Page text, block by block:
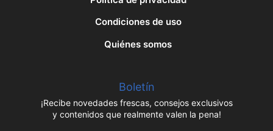
Condiciones de uso
Quiénes somos
Boletín
¡Recibe novedades frescas, consejos exclusivos
y contenidos que realmente valen la pena!